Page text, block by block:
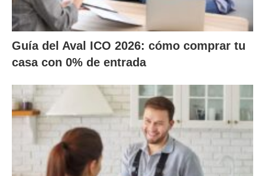
Guía del Aval ICO 2026: cómo comprar tu
casa con 0% de entrada